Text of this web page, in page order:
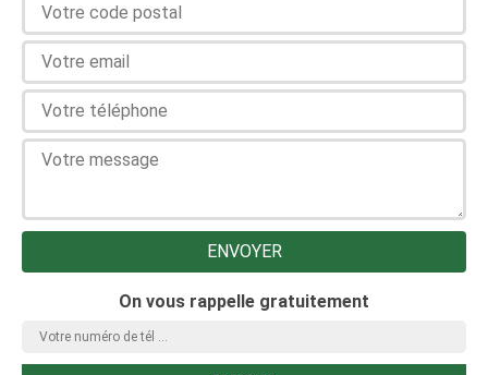
On vous rappelle gratuitement